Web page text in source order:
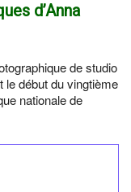
d’Anna
de studio
le début du vingtième
nationale de